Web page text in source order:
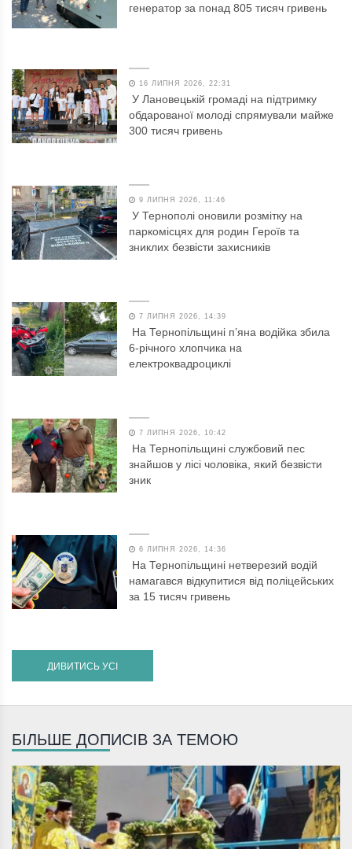
генератор за понад 805 тисяч гривень
16 ЛИПНЯ 2026, 22:31
У Лановецькій громаді на підтримку
обдарованої молоді спрямували майже
300 тисяч гривень
9 ЛИПНЯ 2026, 11:46
У Тернополі оновили розмітку на
паркомісцях для родин Героїв та
зниклих безвісти захисників
7 ЛИПНЯ 2026, 14:39
На Тернопільщині п’яна водійка збила
6-річного хлопчика на
електроквадроциклі
7 ЛИПНЯ 2026, 10:42
На Тернопільщині службовий пес
знайшов у лісі чоловіка, який безвісти
зник
6 ЛИПНЯ 2026, 14:36
На Тернопільщині нетверезий водій
намагався відкупитися від поліцейських
за 15 тисяч гривень
ДИВИТИСЬ УСІ
БІЛЬШЕ ДОПИСІВ ЗА ТЕМОЮ